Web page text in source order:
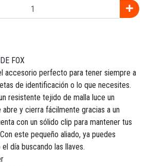
FOX
accesorio perfecto para tener siempre a
de identificación o lo que necesites.
resistente tejido de malla luce un
y cierra fácilmente gracias a un
con un sólido clip para mantener tus
este pequeño aliado, ya puedes
día buscando las llaves.